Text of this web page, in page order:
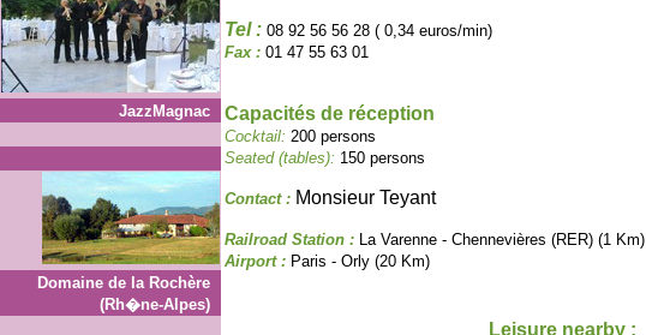
JazzMagnac
Domaine de la Rochère
(Rh�ne-Alpes)
Tel : 08 92 56 56 28 ( 0,34 euros/min)
Fax : 01 47 55 63 01
Capacités de réception
Cocktail: 200 persons
Seated (tables): 150 persons
Contact : Monsieur Teyant
Railroad Station : La Varenne - Chennevières (RER) (1 Km)
Airport : Paris - Orly (20 Km)
Leisure nearby :